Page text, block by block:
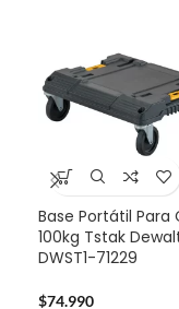
Base Portátil Para
100kg Tstak
DWST1-71229
$74.990